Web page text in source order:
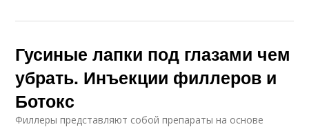
Гусиные лапки под глазами чем
убрать. Инъекции филлеров и
Ботокс
Филлеры представляют собой препараты на основе